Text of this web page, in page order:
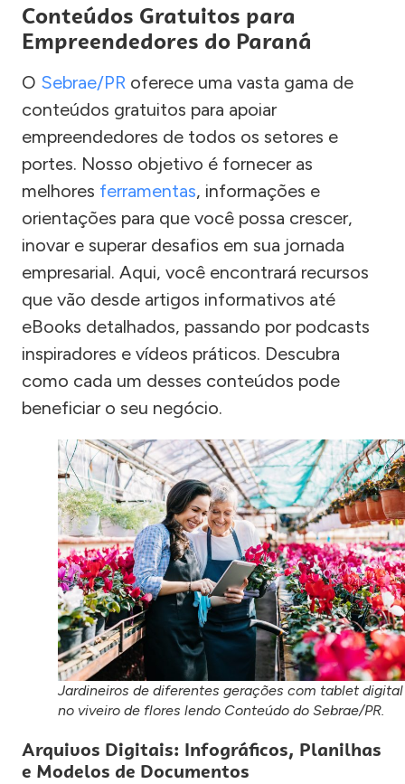
Conteúdos Gratuitos para
Empreendedores do Paraná
O Sebrae/PR oferece uma vasta gama de
conteúdos gratuitos para apoiar
empreendedores de todos os setores e
portes. Nosso objetivo é fornecer as
melhores ferramentas, informações e
orientações para que você possa crescer,
inovar e superar desafios em sua jornada
empresarial. Aqui, você encontrará recursos
que vão desde artigos informativos até
eBooks detalhados, passando por podcasts
inspiradores e vídeos práticos. Descubra
como cada um desses conteúdos pode
beneficiar o seu negócio.
Jardineiros de diferentes gerações com tablet digital
no viveiro de flores lendo Conteúdo do Sebrae/PR.
Arquivos Digitais: Infográficos, Planilhas
e Modelos de Documentos